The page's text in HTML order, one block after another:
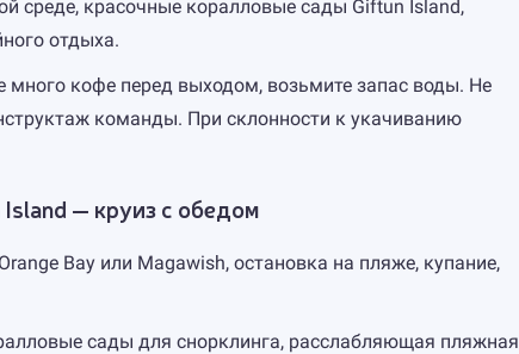
среде, красочные коралловые сады Giftun Island,
отдыха.
много кофе перед выходом, возьмите запас воды. Не
команды. При склонности к укачиванию
— круиз с обедом
Bay или Magawish, остановка на пляже, купание,
сады для снорклинга, расслабляющая пляжная